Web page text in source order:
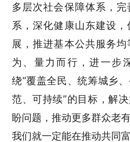
多层次社会保障体系，
系，深化健康山东建设
展，推进基本公共服务
为、量力而行，进一步
绕“覆盖全民、统筹城乡
范、可持续”的目标，解
盼问题，推动更多群众老
我们就一定能在推动共同